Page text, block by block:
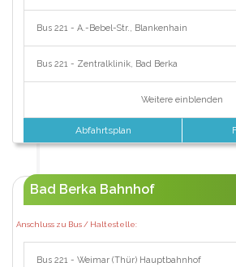
Bus 221 - A.-Bebel-Str., Blankenhain
Bus 221 - Zentralklinik, Bad Berka
Weitere einblenden
Abfahrtsplan
Bad Berka Bahnhof
Anschluss zu Bus / Haltestelle:
Bus 221 - Weimar (Thür) Hauptbahnhof